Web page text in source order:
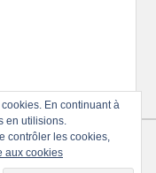
En Maurienne
En continuant à
en utilisions.
contrôler les cookies,
aux cookies